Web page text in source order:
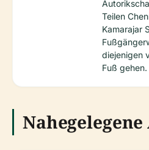
Teilen
Kamarajar
diejenigen
Fuß gehen.